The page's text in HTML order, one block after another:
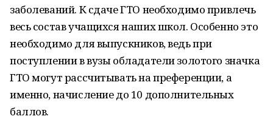
заболеваний. К сдаче ГТО необходимо привлечь
весь состав учащихся наших школ. Особенно это
необходимо для выпускников, ведь при
поступлении в вузы обладатели золотого значка
ГТО могут рассчитывать на преференции, а
именно, начисление до 10 дополнительных
баллов.